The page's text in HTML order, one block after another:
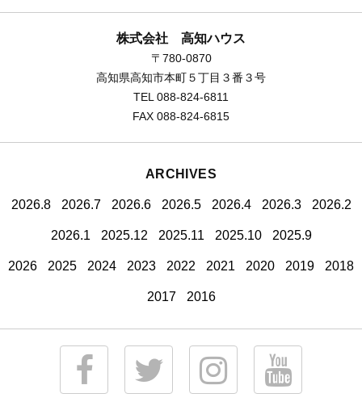
株式会社 高知ハウス
〒780-0870
高知県高知市本町５丁目３番３号
TEL 088-824-6811
FAX 088-824-6815
ARCHIVES
2026.8 2026.7 2026.6 2026.5 2026.4 2026.3 2026.2
2026.1 2025.12 2025.11 2025.10 2025.9
2026 2025 2024 2023 2022 2021 2020 2019 2018
2017 2016